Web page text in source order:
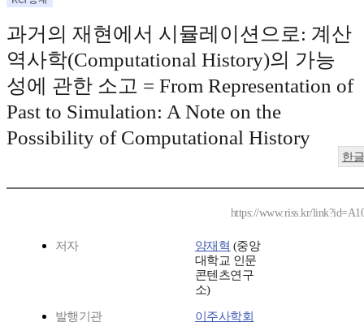
과거의 재현에서 시뮬레이션으로: 계산
역사학(Computational History)의 가능
성에 관한 소고 = From Representation of
Past to Simulation: A Note on the
Possibility of Computational History
한
https://www.riss.kr/
저자 양재혁 (중앙
대학교 인문
콘텐츠연구
소)
발행기관 이주사학회